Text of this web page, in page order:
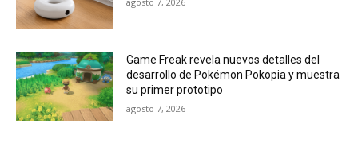
Game Freak revela nuevos detalles del
desarrollo de Pokémon Pokopia y muestra
su primer prototipo
agosto 7, 2026